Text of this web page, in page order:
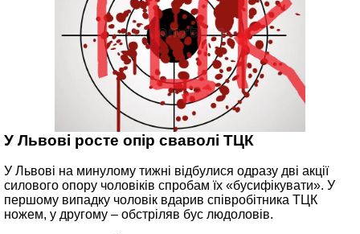
У Львові росте опір сваволі ТЦК
У Львові на минулому тижні відбулися одразу дві акції
силового опору чоловіків спробам їх «бусифікувати». У
першому випадку чоловік вдарив співробітника ТЦК
ножем, у другому – обстріляв бус людоловів.